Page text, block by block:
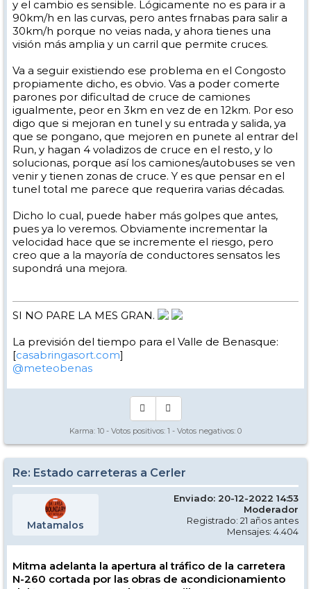
y el cambio es sensible. Lógicamente no es para ir a
90km/h en las curvas, pero antes frnabas para salir a
30km/h porque no veias nada, y ahora tienes una
visión más amplia y un carril que permite cruces.
Va a seguir existiendo ese problema en el Congosto
propiamente dicho, es obvio. Vas a poder comerte
parones por dificultad de cruce de camiones
igualmente, peor en 3km en vez de en 12km. Por eso
digo que si mejoran en tunel y su entrada y salida, ya
que se pongano, que mejoren en punete al entrar del
Run, y hagan 4 voladizos de cruce en el resto, y lo
solucionas, porque así los camiones/autobuses se ven
venir y tienen zonas de cruce. Y es que pensar en el
tunel total me parece que requerira varias décadas.
Dicho lo cual, puede haber más golpes que antes,
pues ya lo veremos. Obviamente incrementar la
velocidad hace que se incremente el riesgo, pero
creo que a la mayoría de conductores sensatos les
supondrá una mejora.
SI NO PARE LA MES GRAN.
La previsión del tiempo para el Valle de Benasque:
[casabringasort.com]
@meteobenas
Karma: 10 - Votos positivos: 1 - Votos negativos: 0
Re: Estado carreteras a Cerler
Matamalos
Enviado: 20-12-2022 14:53
Moderador
Registrado: 21 años antes
Mensajes: 4.404
Mitma adelanta la apertura al tráfico de la carretera
N-260 cortada por las obras de acondicionamiento